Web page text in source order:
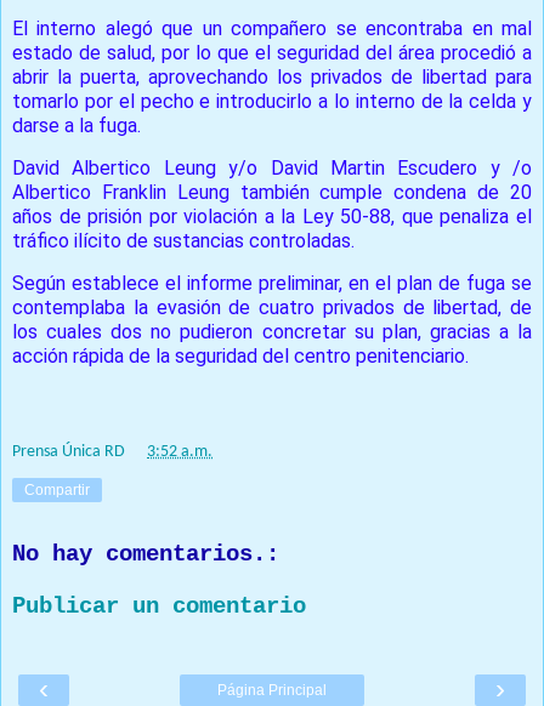
El interno alegó que un compañero se encontraba en mal
estado de salud, por lo que el seguridad del área procedió a
abrir la puerta, aprovechando los privados de libertad para
tomarlo por el pecho e introducirlo a lo interno de la celda y
darse a la fuga.
David Albertico Leung y/o David Martin Escudero y /o
Albertico Franklin Leung también cumple condena de 20
años de prisión por violación a la Ley 50-88, que penaliza el
tráfico ilícito de sustancias controladas.
Según establece el informe preliminar, en el plan de fuga se
contemplaba la evasión de cuatro privados de libertad, de
los cuales dos no pudieron concretar su plan, gracias a la
acción rápida de la seguridad del centro penitenciario.
Prensa Única RD 3:52 a.m.
Compartir
No hay comentarios.:
Publicar un comentario
‹ ›
Página Principal